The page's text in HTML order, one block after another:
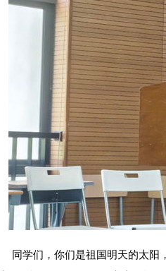
同学们，你们是祖国明天的太阳